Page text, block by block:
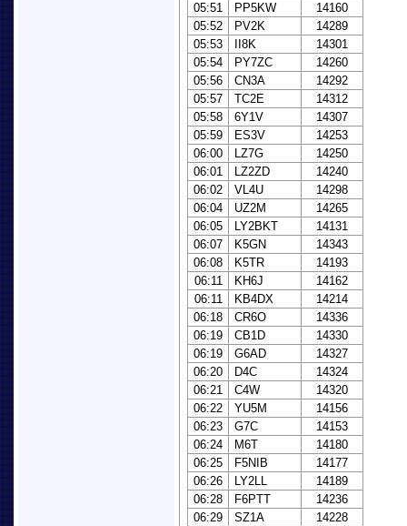
05:51
PP5KW
14160
05:52
PV2K
14289
05:53
II8K
14301
05:54
PY7ZC
14260
05:56
CN3A
14292
05:57
TC2E
14312
05:58
6Y1V
14307
05:59
ES3V
14253
06:00
LZ7G
14250
06:01
LZ2ZD
14240
06:02
VL4U
14298
06:04
UZ2M
14265
06:05
LY2BKT
14131
06:07
K5GN
14343
06:08
K5TR
14193
06:11
KH6J
14162
06:11
KB4DX
14214
06:18
CR6O
14336
06:19
CB1D
14330
06:19
G6AD
14327
06:20
D4C
14324
06:21
C4W
14320
06:22
YU5M
14156
06:23
G7C
14153
06:24
M6T
14180
06:25
F5NIB
14177
06:26
LY2LL
14189
06:28
F6PTT
14236
06:29
SZ1A
14228